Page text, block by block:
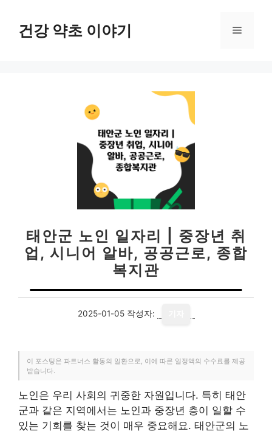
건강 약초 이야기 메
태안군 노인 일자리 | 중장년 취
업, 시니어 알바, 공공근로, 종합
복지관
2025-01-05 작성자:
이 포스팅은 파트너스 활동의 일환으로, 이에 따른 일정액의 수수료를 제공
받습니다.
노인은 우리 사회의 귀중한 자원입니다. 특히 태안
군과 같은 지역에서는 노인과 중장년 층이 일할 수
있는 기회를 찾는 것이 매우 중요해요. 태안군의 노